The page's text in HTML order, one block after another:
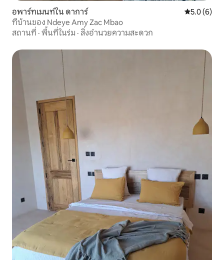
อพาร์ทเมนท์ใน ดาการ์ คะแนนเฉลี่
5.0 (6)
ที่บ้านของ Ndeye Amy Zac Mbao
สถานที่ · พื้นที่ในร่ม · สิ่งอำนวยความสะดวก